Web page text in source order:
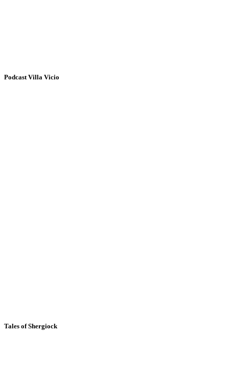
Podcast Villa Vicio
Tales of Shergiock